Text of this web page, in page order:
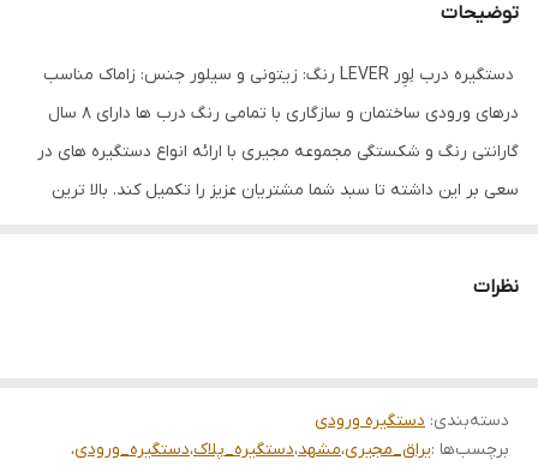
توضیحات
‌‌ دستگیره‌ درب لِوِر LEVER رنگ: زیتونی و سیلور جنس: زاماک مناسب
درهای ورودی ساختمان و سازگاری با تمامی رنگ درب ها دارای 8 سال
گارانتی رنگ و شکستگی مجموعه مجیری با ارائه انواع دستگیره های در
سعی بر این داشته تا سبد شما مشتریان عزیز را تکمیل کند. بالا ترین
نظرات
دسته‌بندی: دستگیره ورودی
برچسب‌ها :یراق_مجیری،مشهد،دستگیره_پلاک،دستگیره_ورودی،